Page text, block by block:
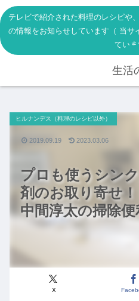
テレビで紹介された料理のレシピや
の情報をお知らせしています（ 当サ
ていま
生活
プロも使うシン
剤のお取り寄せ
中間淳太の掃除
ヒルナンデス（料理のレシピ以外）
X
2019.09.19 2023.03.06